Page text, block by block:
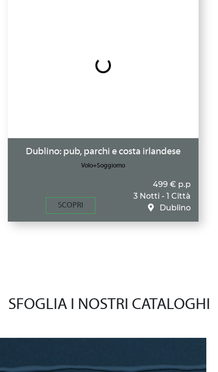
Dublino: pub, parchi e costa irlandese
Volo+Soggiorno
SCOPRI
499 € p.p
3 Notti - 1 Città
Dublino
SFOGLIA I NOSTRI CATALOGHI